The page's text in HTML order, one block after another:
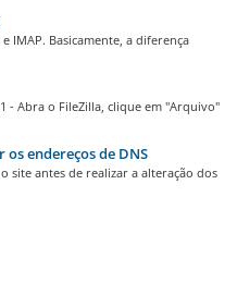
IMAP. Basicamente, a diferença
- Abra o FileZilla, clique em "Arquivo"
endereços de DNS
site antes de realizar a alteração dos